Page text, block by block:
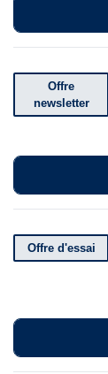
Offre
newsletter
Offre d'essai